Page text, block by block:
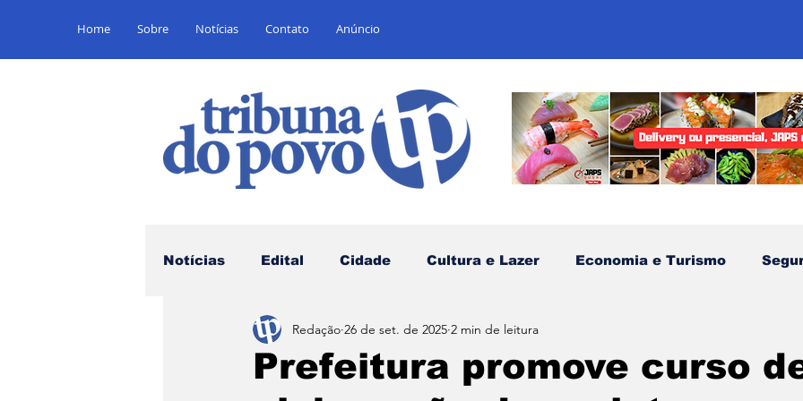
Home Sobre Notícias Contato Anúncio
Notícias Edital Cidade Cultura e Lazer Economia e Turismo
Educação Esportes Comunidades Tradicionais
Prefeitura promove curso
Redação 26 de set. de 2025 2 min de leitura